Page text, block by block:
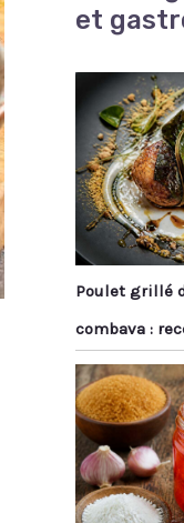
et
Poulet grillé
combava :